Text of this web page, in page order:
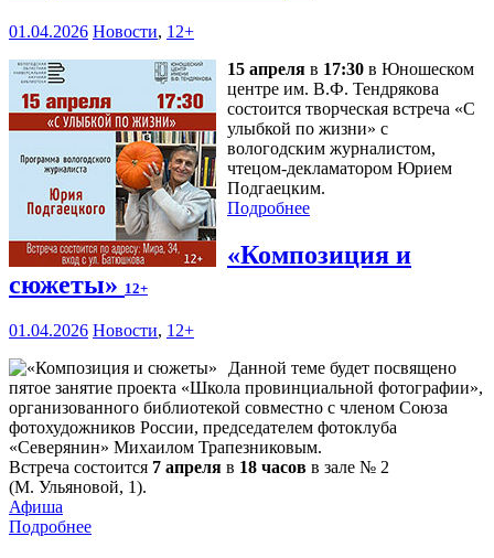
01.04.2026 Новости, 12+
15 апреля в 17:30 в Юношеском
центре им. В.Ф. Тендрякова
состоится творческая встреча «С
улыбкой по жизни» с
вологодским журналистом,
чтецом-декламатором Юрием
Подгаецким.
Подробнее
«Композиция и
сюжеты» 12+
01.04.2026 Новости, 12+
Данной теме будет посвящено
пятое занятие проекта «Школа провинциальной фотографии»,
организованного библиотекой совместно с членом Союза
фотохудожников России, председателем фотоклуба
«Северянин» Михаилом Трапезниковым.
Встреча состоится 7 апреля в 18 часов в зале № 2
(М. Ульяновой, 1).
Афиша
Подробнее